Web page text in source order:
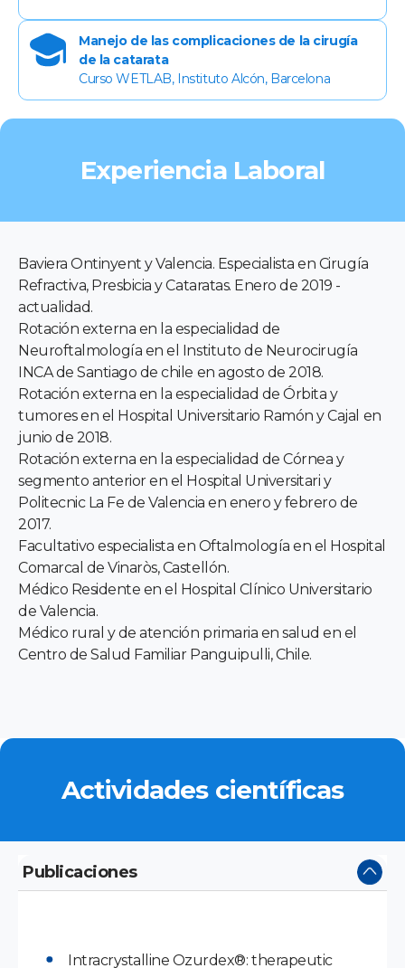
Manejo de las complicaciones de la cirugía
de la catarata
Curso WETLAB, Instituto Alcón, Barcelona
Experiencia Laboral
Baviera Ontinyent y Valencia. Especialista en Cirugía
Refractiva, Presbicia y Cataratas. Enero de 2019 -
actualidad.
Rotación externa en la especialidad de
Neuroftalmología en el Instituto de Neurocirugía
INCA de Santiago de chile en agosto de 2018.
Rotación externa en la especialidad de Órbita y
tumores en el Hospital Universitario Ramón y Cajal en
junio de 2018.
Rotación externa en la especialidad de Córnea y
segmento anterior en el Hospital Universitari y
Politecnic La Fe de Valencia en enero y febrero de
2017.
Facultativo especialista en Oftalmología en el Hospital
Comarcal de Vinaròs, Castellón.
Médico Residente en el Hospital Clínico Universitario
de Valencia.
Médico rural y de atención primaria en salud en el
Centro de Salud Familiar Panguipulli, Chile.
Actividades científicas
Publicaciones
Intracrystalline Ozurdex®: therapeutic